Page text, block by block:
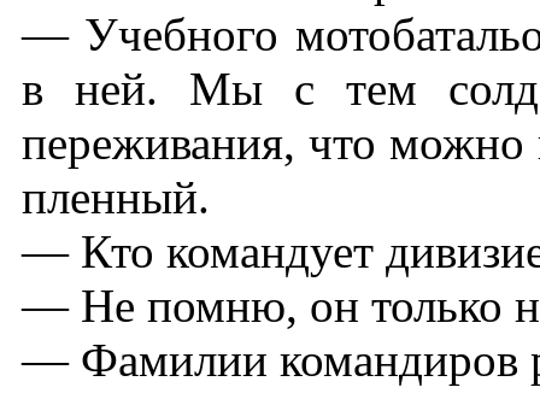
— Учебного
в ней. Мы с тем
переживания, что можно
пленный.
— Кто командует
— Не помню, он только
— Фамилии командиров